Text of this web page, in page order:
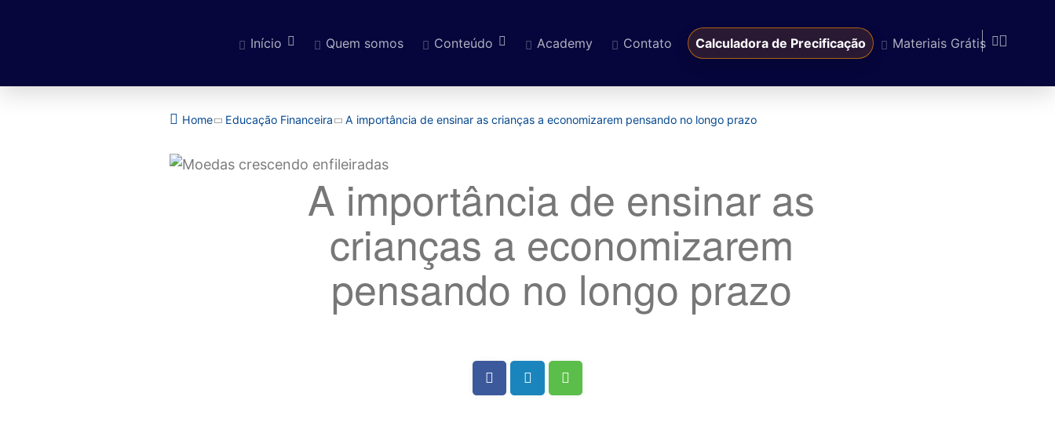
Pular para o conteúdo
Início Quem somos Conteúdo Academy Contato Calculadora de Precificação Materiais Grátis
Home Educação Financeira A importância de ensinar as crianças a economizarem pensando no longo prazo
A importância de ensinar as
crianças a economizarem
pensando no longo prazo